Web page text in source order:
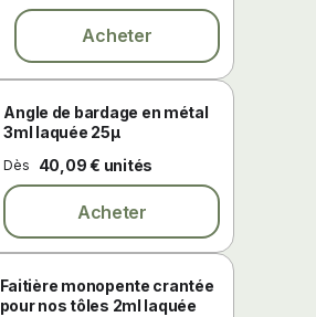
Acheter
Angle de bardage en métal
3ml laquée 25µ
Dès 40,09 € unités
Acheter
Faitière monopente crantée
pour nos tôles 2ml laquée